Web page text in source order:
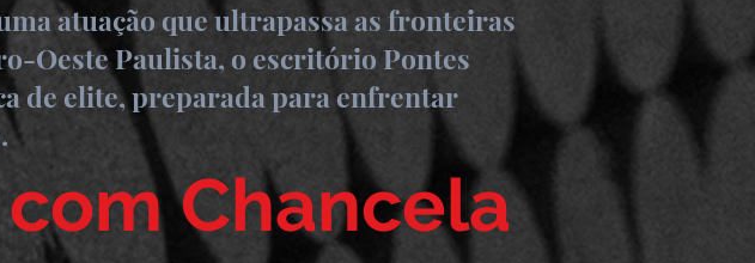
atuação que ultrapassa as fronteiras
Oeste Paulista, o escritório Pontes
de elite, preparada para enfrentar
Chancela